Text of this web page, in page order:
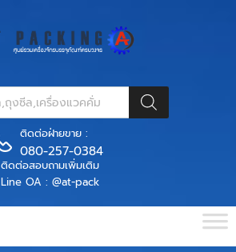
ติดต่อฝ่ายขาย :
080-257-0384
ติดต่อสอบถามเพิ่มเติม
Line OA : @at-pack